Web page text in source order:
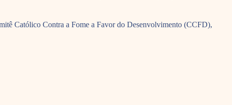
Católico Contra a Fome a Favor do Desenvolvimento (CCFD),